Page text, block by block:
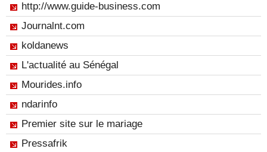
http://www.guide-business.com
Journalnt.com
koldanews
L'actualité au Sénégal
Mourides.info
ndarinfo
Premier site sur le mariage
Pressafrik